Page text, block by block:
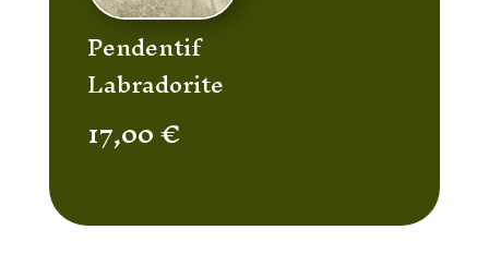
Pendentif
Labradorite
17,00€